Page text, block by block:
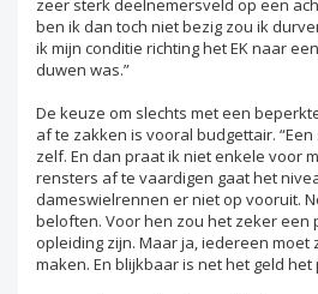
zeer sterk deelnemersveld op een
ben ik dan toch niet bezig zou ik
ik mijn conditie richting het EK naar
duwen was.”
De keuze om slechts met een
af te zakken is vooral budgettair.
zelf. En dan praat ik niet enkele voor
rensters af te vaardigen gaat het
dameswielrennen er niet op vooruit.
beloften. Voor hen zou het zeker een
opleiding zijn. Maar ja, iedereen
maken. En blijkbaar is net het geld het